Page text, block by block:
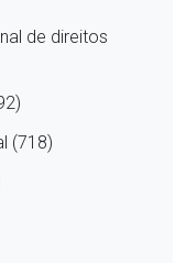
de direitos
(718)